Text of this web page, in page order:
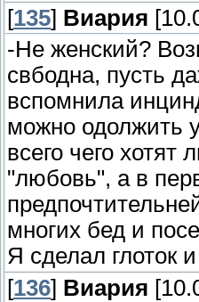
[135] Виария
-Не женский?
свбодна, пусть
вспомнила
можно одолжить
всего чего
"любовь", а в
многих бед и
Я сделал глоток
[136] Виария